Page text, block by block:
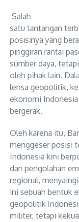
Salah
satu tantangan
posisinya yang
pinggiran rantai
sumber daya,
oleh pihak lain.
lensa geopolitik,
ekonomi
bergerak.
Oleh karena itu,
menggeser posisi
Indonesia kini
dan pengolahan
regional, menyaingi
ini sebuah bentuk
geopolitik
militer, tetapi